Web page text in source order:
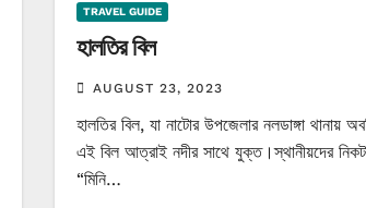
TRAVEL GUIDE
হালতির বিল
AUGUST 23, 2023
হালতির বিল, যা নাটোর উপজেলার নলডাঙ্গা থানায়
এই বিল আত্রাই নদীর সাথে যুক্ত।স্থানীয়দের
“মিনি…